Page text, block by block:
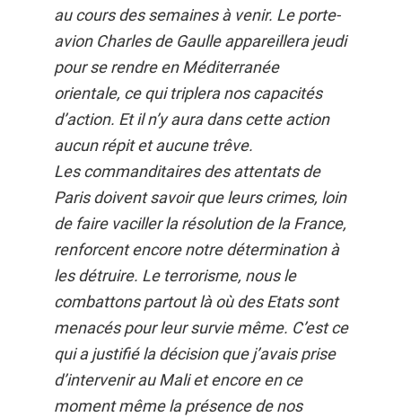
au cours des semaines à venir. Le porte-
avion Charles de Gaulle appareillera jeudi
pour se rendre en Méditerranée
orientale, ce qui triplera nos capacités
d’action. Et il n’y aura dans cette action
aucun répit et aucune trêve.
Les commanditaires des attentats de
Paris doivent savoir que leurs crimes, loin
de faire vaciller la résolution de la France,
renforcent encore notre détermination à
les détruire. Le terrorisme, nous le
combattons partout là où des Etats sont
menacés pour leur survie même. C’est ce
qui a justifié la décision que j’avais prise
d’intervenir au Mali et encore en ce
moment même la présence de nos